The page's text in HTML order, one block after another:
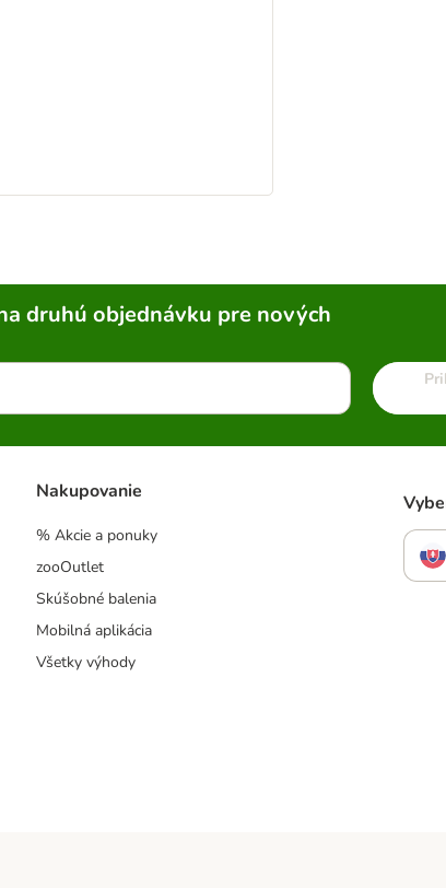
druhú objednávku pre nových
Nakupovanie
% Akcie a ponuky
zooOutlet
Skúšobné balenia
Mobilná aplikácia
Všetky výhody